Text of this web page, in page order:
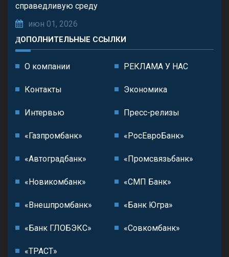
справедливую среду
июн 01, 2026
ДОПОЛНИТЕЛЬНЫЕ ССЫЛКИ
О компании РЕКЛАМА У НАС
Контакты Экономика
Интервью Пресс-релизы
«Газпромбанк» «РосЕвроБанк»
«Автоградбанк» «Промсвязьбанк»
«Новикомбанк» «СМП Банк»
«Внешпромбанк» «Банк Югра»
«Банк ГЛОБЭКС» «Совкомбанк»
«ТРАСТ»